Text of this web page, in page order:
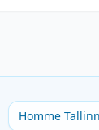
Homme Tallinn